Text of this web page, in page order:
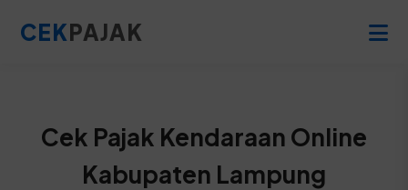
CEKPAJAK
Cek Pajak Kendaraan Online
Kabupaten Lampung